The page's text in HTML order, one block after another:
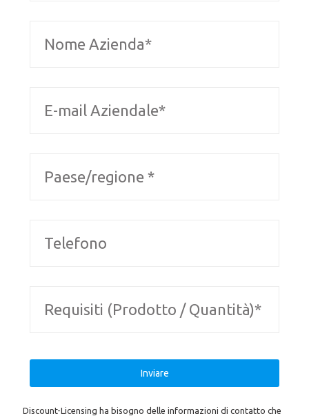
Discount-Licensing ha bisogno delle informazioni di contatto che